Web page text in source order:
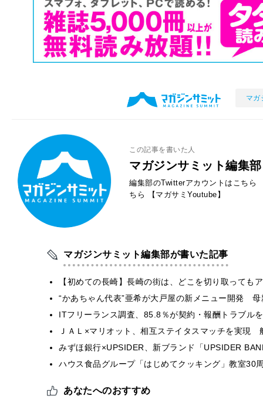
マガ
この記事を書いた人
マガジンサミット編集部
編集部のTwitterアカウントはこちら
ちら
【マガサミYoutube】
マガジンサミット編集部が書いた記事
【初めての長崎】長崎の街は、どこを切り取って
“かあちゃん代表”亜希が大戸屋の新メニュー開発
ITフリーランス調査、85.8％が契約・報酬トラブ
ＪＡＬ×マリオット、相互ステイタスマッチを実
みずほ銀行×UPSIDER、新ブランド「UPSIDER
ハウス食品グループ「はじめてクッキング」教室
あなたへのおすすめ